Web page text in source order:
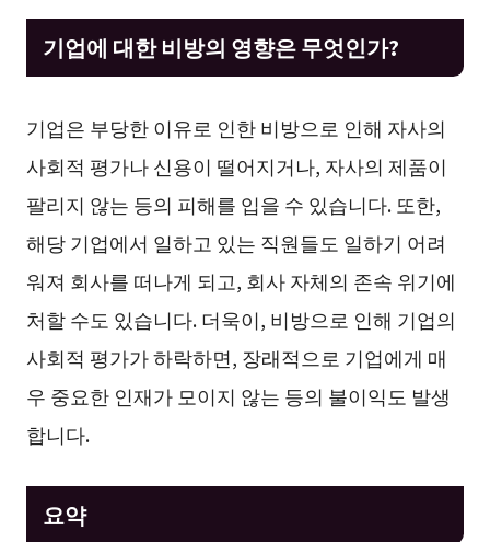
기업에 대한 비방의 영향은 무엇인가?
기업은 부당한 이유로 인한 비방으로 인해 자사의
사회적 평가나 신용이 떨어지거나, 자사의 제품이
팔리지 않는 등의 피해를 입을 수 있습니다. 또한,
해당 기업에서 일하고 있는 직원들도 일하기 어려
워져 회사를 떠나게 되고, 회사 자체의 존속 위기에
처할 수도 있습니다. 더욱이, 비방으로 인해 기업의
사회적 평가가 하락하면, 장래적으로 기업에게 매
우 중요한 인재가 모이지 않는 등의 불이익도 발생
합니다.
요약